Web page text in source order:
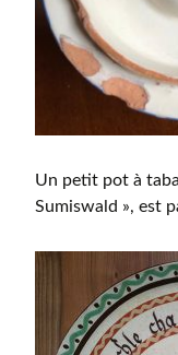
Un petit pot à
Sumiswald », est